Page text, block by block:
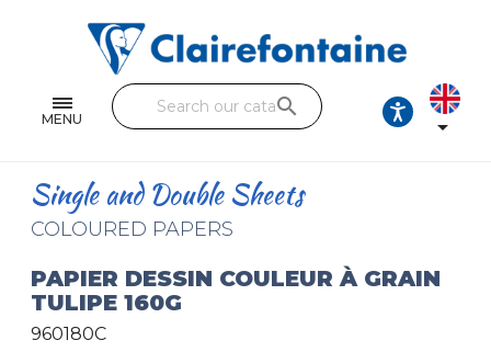
MENU
Single and double sheets
Fine arts
Handicraft
Pencil cases & Leather goods
search

Single and Double Sheets
COLOURED PAPERS
PAPIER DESSIN COULEUR À GRAIN
TULIPE 160G
960180C